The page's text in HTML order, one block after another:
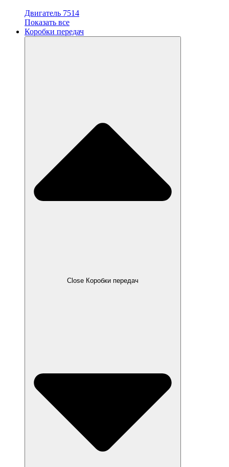
Двигатель 7514
Показать все
Коробки передач
Close Коробки передач